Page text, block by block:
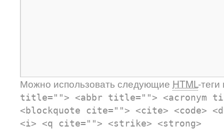
Можно использовать следующие HTML-
title=""> <abbr title=""> <acronym
<blockquote cite=""> <cite> <code>
<i> <q cite=""> <strike> <strong>